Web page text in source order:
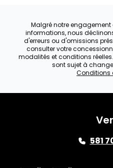
Malgré notre
informations, nous
d'erreurs ou d'omissions
consulter votre
modalités et conditions
sont sujet à
Conditions
581